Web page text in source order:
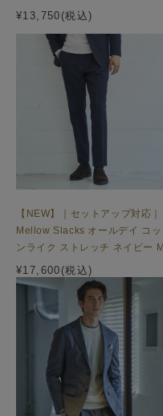
こだわりの縫製ディ
袖下のラインをずらし、
きやすさとジャケット着
設計で、アウターを羽織
すっきり決まります。
¥13,750(税込)
【NEW】｜セットアップ対応｜
Mellow Slacks オールデイ コッ
ンライク ストレッチ ネイビー M
¥17,600(税込)